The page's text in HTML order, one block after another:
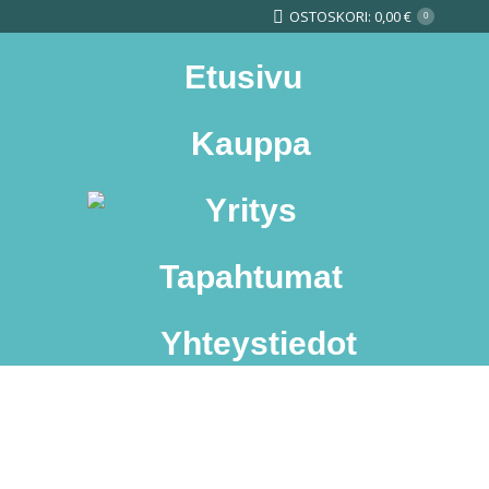
OSTOSKORI: 0,00€ 0
Etusivu
Kauppa
Yritys
Tapahtumat
Yhteystiedot